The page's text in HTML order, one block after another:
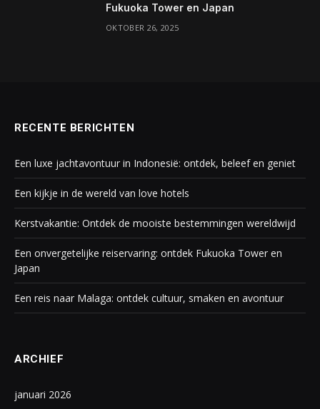
Fukuoka Tower en Japan
OKTOBER 26, 2025
RECENTE BERICHTEN
Een luxe jachtavontuur in Indonesië: ontdek, beleef en geniet
Een kijkje in de wereld van love hotels
Kerstvakantie: Ontdek de mooiste bestemmingen wereldwijd
Een onvergetelijke reiservaring: ontdek Fukuoka Tower en
Japan
Een reis naar Malaga: ontdek cultuur, smaken en avontuur
ARCHIEF
januari 2026